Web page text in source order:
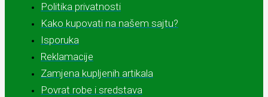
Politika privatnosti
Kako kupovati na našem sajtu?
Isporuka
Reklamacije
Zamjena kupljenih artikala
Povrat robe i sredstava